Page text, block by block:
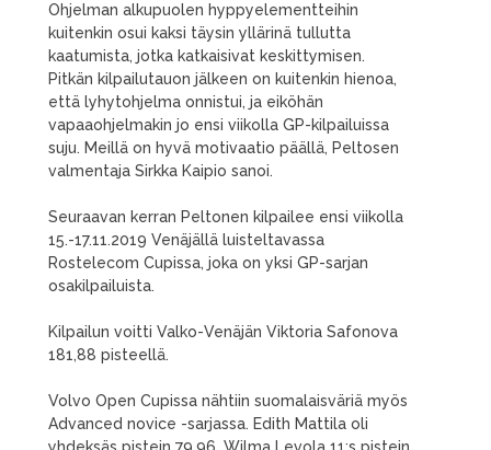
Ohjelman alkupuolen hyppyelementteihin
kuitenkin osui kaksi täysin yllärinä tullutta
kaatumista, jotka katkaisivat keskittymisen.
Pitkän kilpailutauon jälkeen on kuitenkin hienoa,
että lyhytohjelma onnistui, ja eiköhän
vapaaohjelmakin jo ensi viikolla GP-kilpailuissa
suju. Meillä on hyvä motivaatio päällä, Peltosen
valmentaja Sirkka Kaipio sanoi.
Seuraavan kerran Peltonen kilpailee ensi viikolla
15.-17.11.2019 Venäjällä luisteltavassa
Rostelecom Cupissa, joka on yksi GP-sarjan
osakilpailuista.
Kilpailun voitti Valko-Venäjän Viktoria Safonova
181,88 pisteellä.
Volvo Open Cupissa nähtiin suomalaisväriä myös
Advanced novice -sarjassa. Edith Mattila oli